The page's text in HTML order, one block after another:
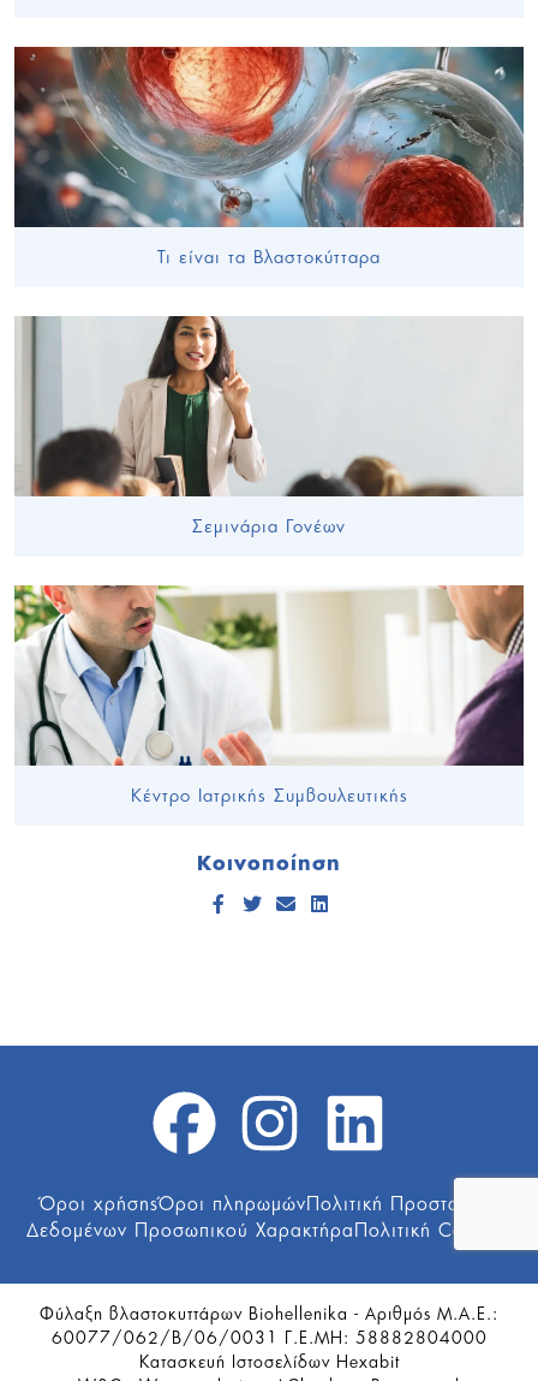
Τι είναι τα Βλαστοκύτταρα
Σεμινάρια Γονέων
Κέντρο Ιατρικής Συμβουλευτικής
Κοινοποίηση
Facebook
TwitterSend Email
LinkedIn
Όροι χρήσηςΌροι πληρωμών Πολιτική Προστασίας
Δεδομένων Προσωπικού Χαρακτήρα
Πολιτική Cookies
Φύλαξη βλαστοκυττάρων Biohellenika - Αριθμός Μ.Α.Ε.:
60077/062/Β/06/0031 Γ.Ε.ΜΗ: 58882804000
Κατασκευή ΙστοσελίδωνHexabit